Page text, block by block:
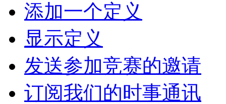
添加一个定义
显示定义
发送参加竞赛的邀请
订阅我们的时事通讯